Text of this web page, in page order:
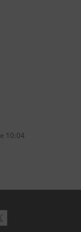
10:04